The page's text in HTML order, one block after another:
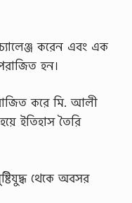
ক্র
মি
করেন এবং এক
হন।
করে মি. আলী
ইতিহাস তৈরি
থেকে অবসর